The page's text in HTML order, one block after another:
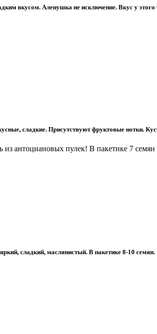
вкусом. Аленушка не исключение. Вкус у
сладкие. Присутствуют фруктовые нотки.
из антоциановых пулек! В пакетике 7 семян
сладкий, маслянистый. В пакетике 8-10 семян.